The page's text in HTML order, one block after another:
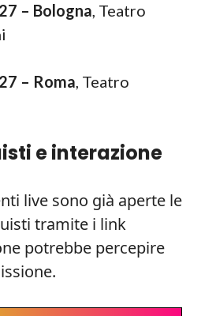
– Bologna, Teatro
– Roma, Teatro
e interazione
live sono già aperte le
tramite i link
potrebbe percepire